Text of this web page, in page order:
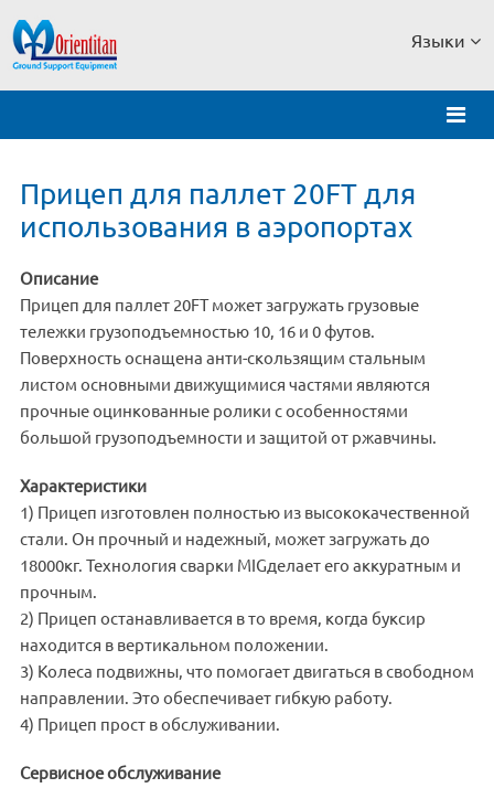
Языки
Прицеп для паллет 20FT для
использования в аэропортах
Описание
Прицеп для паллет 20FT может загружать грузовые
тележки грузоподъемностью 10, 16 и 0 футов.
Поверхность оснащена анти-скользящим стальным
листом основными движущимися частями являются
прочные оцинкованные ролики с особенностями
большой грузоподъемности и защитой от ржавчины.
Характеристики
1) Прицеп изготовлен полностью из высококачественной
стали. Он прочный и надежный, может загружать до
18000кг. Технология сварки MIGделает его аккуратным и
прочным.
2) Прицеп останавливается в то время, когда буксир
находится в вертикальном положении.
3) Колеса подвижны, что помогает двигаться в свободном
направлении. Это обеспечивает гибкую работу.
4) Прицеп прост в обслуживании.
Сервисное обслуживание